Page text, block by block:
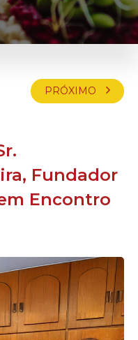
PRÓXIMO
Fundador
Encontro